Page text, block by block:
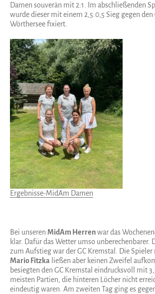
Damen souverän mit 2:1. Im abschließenden
wurde dieser mit einem 2,5:0,5 Sieg gegen den
Wörthersee fixiert.
Ergebnisse-MidAm Damen
Bei unseren MidAm Herrenwar das
klar. Dafür das Wetter umso unberechenbarer.
zum Aufstieg war der GC Kremstal. Die Spieler
Mario Fitzka ließen aber keinen Zweifel
besiegten den GC Kremstal eindrucksvoll mit
meisten Partien, die hinteren Löcher nicht
eindeutig waren. Am zweiten Tag ging es